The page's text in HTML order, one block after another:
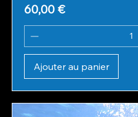
Prix
60,00 €
Ajouter au panier